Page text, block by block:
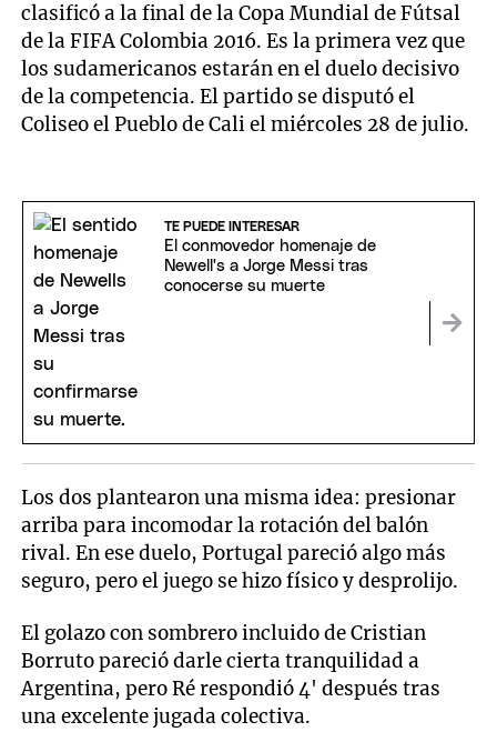
clasificó a la final de la Copa Mundial de Fútsal
de la FIFA Colombia 2016. Es la primera vez que
los sudamericanos estarán en el duelo decisivo
de la competencia. El partido se disputó el
Coliseo el Pueblo de Cali el miércoles 28 de julio.
TE PUEDE INTERESAR
El conmovedor homenaje de
Newell's a Jorge Messi tras
conocerse su muerte
Los dos plantearon una misma idea: presionar
arriba para incomodar la rotación del balón
rival. En ese duelo, Portugal pareció algo más
seguro, pero el juego se hizo físico y desprolijo.
El golazo con sombrero incluido de Cristian
Borruto pareció darle cierta tranquilidad a
Argentina, pero Ré respondió 4' después tras
una excelente jugada colectiva.